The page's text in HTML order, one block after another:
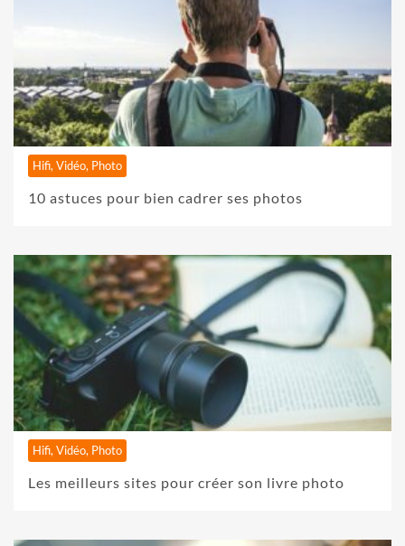
Hifi, Vidéo, Photo
10 astuces pour bien cadrer ses photos
Hifi, Vidéo, Photo
Les meilleurs sites pour créer son livre photo